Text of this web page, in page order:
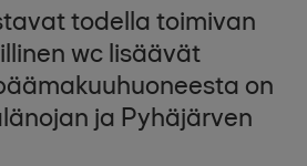
todella toimivan
wc lisäävät
on
ja Pyhäjärven